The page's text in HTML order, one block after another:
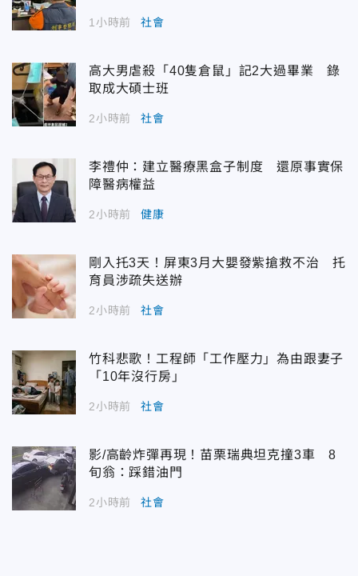
1小時前 社會
高大男虐殺「40隻倉鼠」記2大過畢業 錄
取成大碩士班
2小時前 社會
李禮仲：建立醫療黑盒子制度 還原事實保
障醫病權益
2小時前 健康
剛入托3天！屏東3月大嬰發紫搶救不治 托
育員涉疏失送辦
2小時前 社會
竹科悲歌！工程師「工作壓力」為由跟妻子
「10年沒行房」
2小時前 社會
影/高齡炸彈再現！苗栗瑞典坦克撞3車 8
旬翁：踩錯油門
2小時前 社會